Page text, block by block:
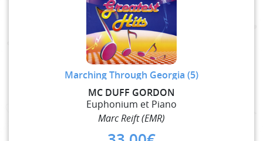
Marching Through Georgia (5)
MC DUFF GORDON
Euphonium et Piano
Marc Reift (EMR)